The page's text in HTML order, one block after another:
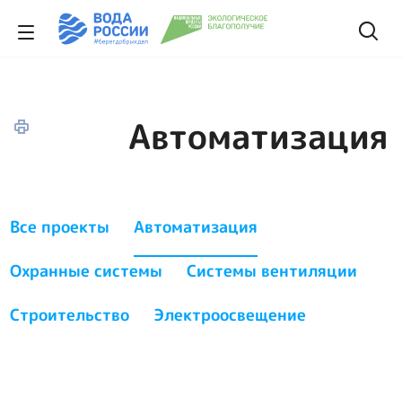
Автоматизация
Все проекты
Автоматизация
Охранные системы
Системы вентиляции
Строительство
Электроосвещение